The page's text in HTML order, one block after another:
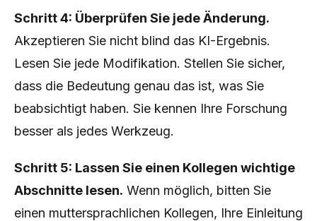
Schritt 4: Überprüfen Sie jede Änderung.
Akzeptieren Sie nicht blind das KI-Ergebnis.
Lesen Sie jede Modifikation. Stellen Sie sicher,
dass die Bedeutung genau das ist, was Sie
beabsichtigt haben. Sie kennen Ihre Forschung
besser als jedes Werkzeug.
Schritt 5: Lassen Sie einen Kollegen wichtige
Abschnitte lesen. Wenn möglich, bitten Sie
einen muttersprachlichen Kollegen, Ihre Einleitung